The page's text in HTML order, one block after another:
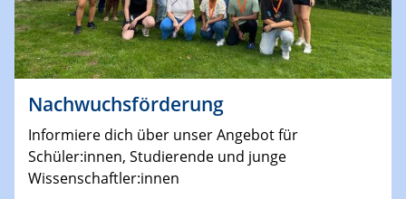
Nachwuchsförderung
Informiere dich über unser Angebot für
Schüler:innen, Studierende und junge
Wissenschaftler:innen